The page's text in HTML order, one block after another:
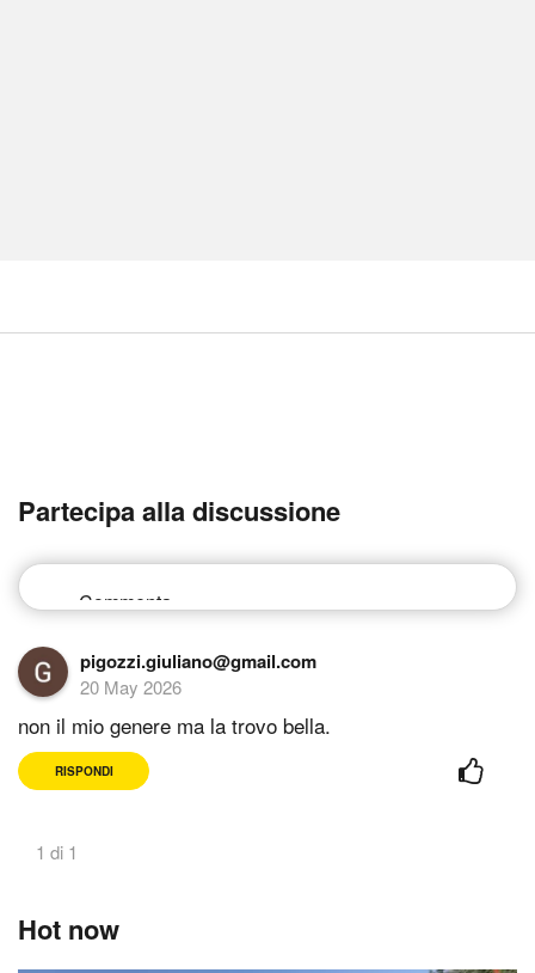
Partecipa alla discussione
pigozzi.giuliano@gmail.com
20 May 2026
non il mio genere ma la trovo bella.
RISPONDI
1 di 1
Hot now